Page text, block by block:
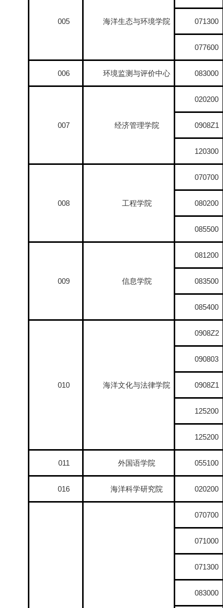
005 海洋生态与环境学院 071300
077600
006 环境监测与评价中心 083000
007 经济管理学院
020200
0908Z1
120300
008 工程学院
070700
080200
085500
009 信息学院
081200
083500
085400
010 海洋文化与法律学院
0908Z2
090803
0908Z1
125200
125200
011 外国语学院 055100
016 海洋科学研究院 020200
070700
071000
071300
083000